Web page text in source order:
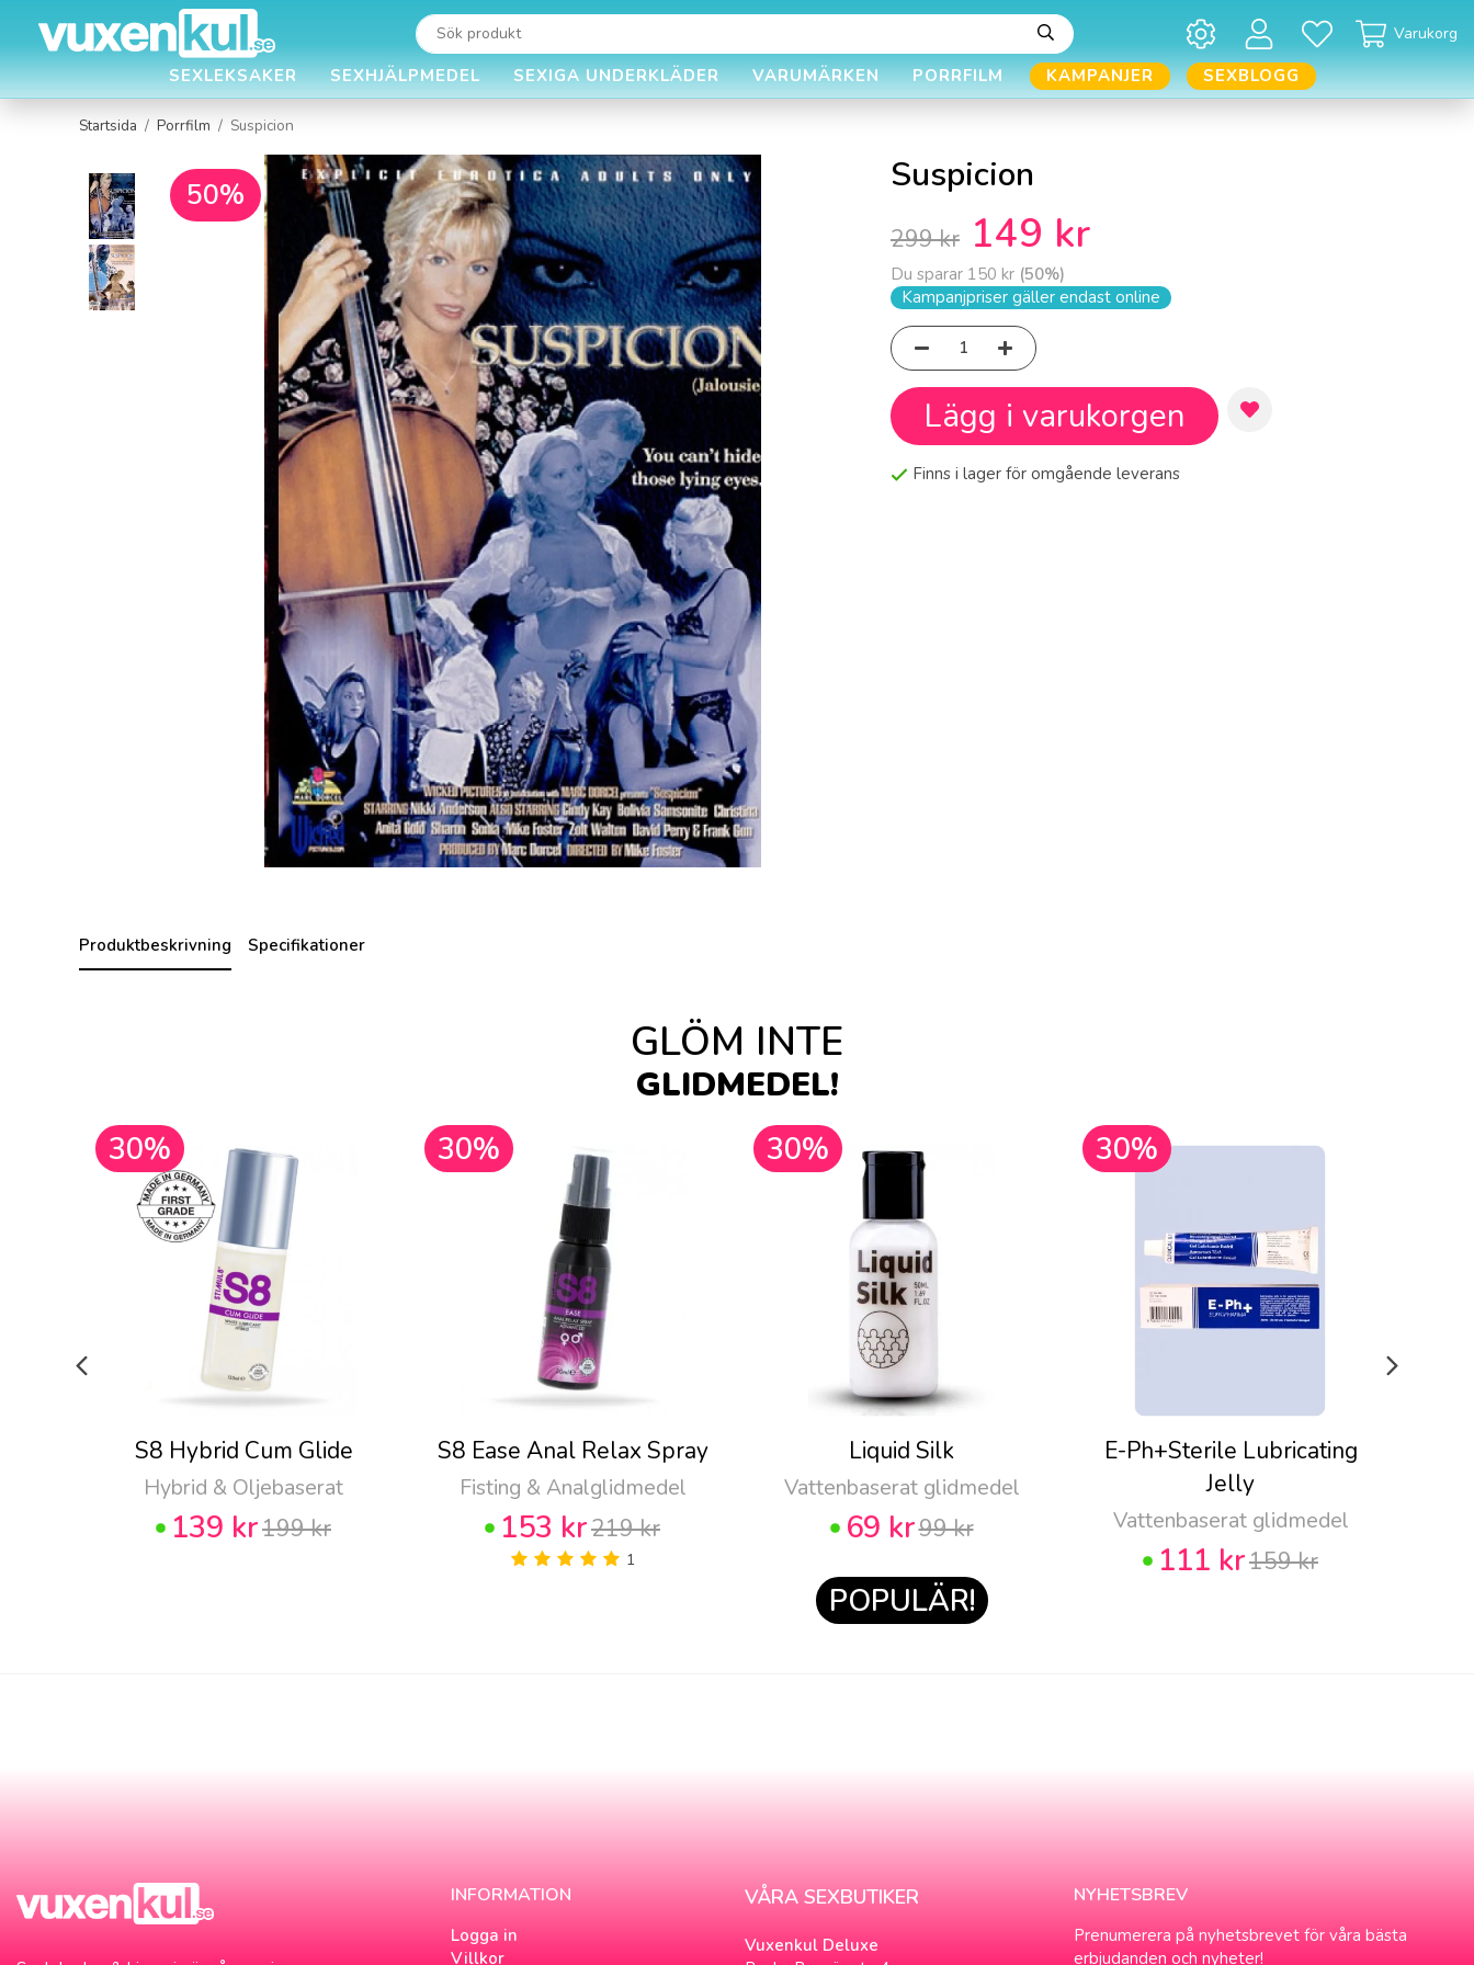
Varukorg
SEXLEKSAKER SEXHJÄLPMEDEL SEXIGA UNDERKLÄDER VARUMÄRKEN PORRFILM KAMPANJER SEXBLOGG
Startsida / Porrfilm / Suspicion
50% Suspicion
299 kr 149 kr
Du sparar 150 kr (50%)
Kampanjpriser gäller endast online
Lägg i varukorgen
Finns i lager för omgående leverans
Produktbeskrivning Specifikationer
GLÖM INTE
GLIDMEDEL!
30%
S8 Hybrid Cum Glide
Hybrid & Oljebaserat
139 kr199 kr
30%
S8 Ease Anal Relax Spray
Fisting & Analglidmedel
153 kr219 kr
1
30%
Liquid Silk
Vattenbaserat glidmedel
69 kr99 kr
POPULÄR!
30%
E-Ph+Sterile Lubricating
Jelly
Vattenbaserat glidmedel
111 kr159 kr
INFORMATION
Logga in
Villkor
VÅRA SEXBUTIKER
Vuxenkul Deluxe
NYHETSBREV
Prenumerera på nyhetsbrevet för våra bästa
erbjudanden och nyheter!